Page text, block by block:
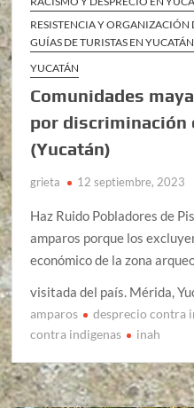
RESISTENCIA Y ORGANIZACIÓN
GUÍAS DE TURISTAS EN YUCATÁN
YUCATÁN
Comunidades
por discriminación
(Yucatán)
grieta 12 septiembre, 2023
Haz Ruido Pobladores de
amparos porque los
económico de la zona
visitada del país. Mérida,
amparos desprecio contra
contra indigenas
inah